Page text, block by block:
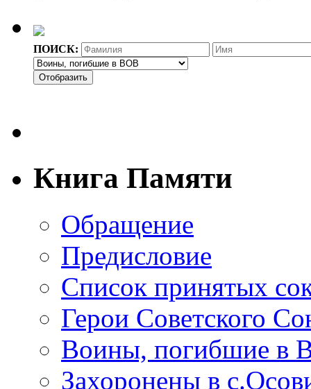
ПОИСК:
Отобразить
Книга Памяти
Обращение
Предисловие
Список принятых
Герои Советского
Воины, погибшие в
Захоронены в